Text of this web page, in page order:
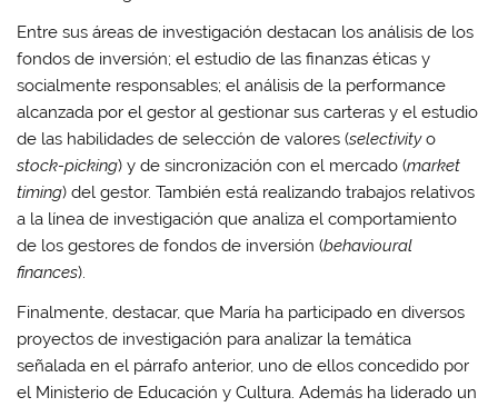
Entre sus áreas de investigación destacan los análisis de los
fondos de inversión; el estudio de las finanzas éticas y
socialmente responsables; el análisis de la performance
alcanzada por el gestor al gestionar sus carteras y el estudio
de las habilidades de selección de valores (selectivityo
stock-picking) y de sincronización con el mercado (market
timing) del gestor. También está realizando trabajos relativos
a la línea de investigación que analiza el comportamiento
de los gestores de fondos de inversión (behavioural
finances).
Finalmente, destacar, que María ha participado en diversos
proyectos de investigación para analizar la temática
señalada en el párrafo anterior, uno de ellos concedido por
el Ministerio de Educación y Cultura. Además ha liderado un